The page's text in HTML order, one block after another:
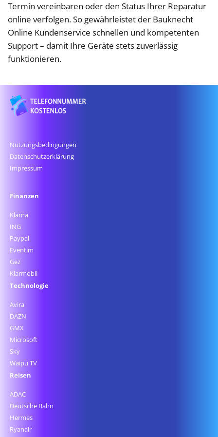
Termin vereinbaren oder den Status Ihrer Reparatur
online verfolgen. So gewährleistet der Bauknecht
Online Kundenservice schnellen und kompetenten
Support – damit Ihre Geräte stets zuverlässig
funktionieren.
Nutzungsbedingungen
Datenschutz­erklärung
Impressum
Finanzen
Klarna
ING
Paypal
Eventim
Gez
Klarmobil
Technologie
Avira
DAZN
GMX
Microsoft
Sky
Waipu TV
Reisen
ADAC
Deutsche Bahn
Hermes
Ryanair